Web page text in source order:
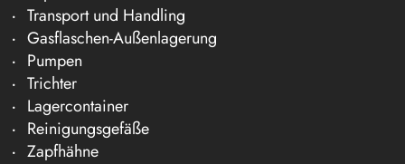
Transport und Handling
Gasflaschen-Außenlagerung
Pumpen
Trichter
Lagercontainer
Reinigungsgefäße
Zapfhähne